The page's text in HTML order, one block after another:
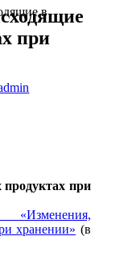
в
при
при
хранении» (в